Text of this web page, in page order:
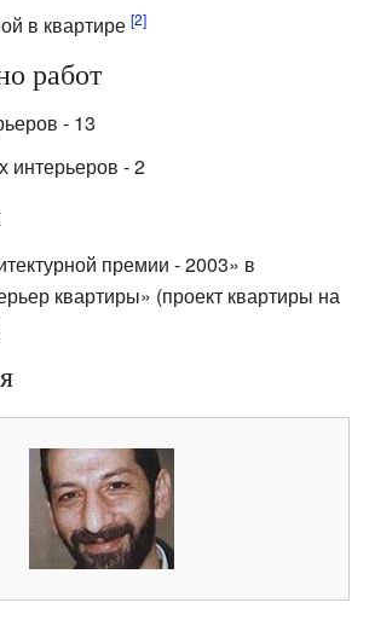
в квартире [2]
работ
- 13
интерьеров - 2
премии - 2003» в
квартиры» (проект квартиры на